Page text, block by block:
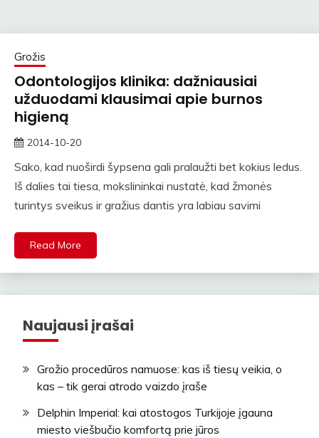
Grožis
Odontologijos klinika: dažniausiai
užduodami klausimai apie burnos
higieną
2014-10-20
Sako, kad nuoširdi šypsena gali pralaužti bet kokius ledus.
Iš dalies tai tiesa, mokslininkai nustatė, kad žmonės
turintys sveikus ir gražius dantis yra labiau savimi
Read More
Naujausi įrašai
Grožio procedūros namuose: kas iš tiesų veikia, o
kas – tik gerai atrodo vaizdo įraše
Delphin Imperial: kai atostogos Turkijoje įgauna
miesto viešbučio komfortą prie jūros